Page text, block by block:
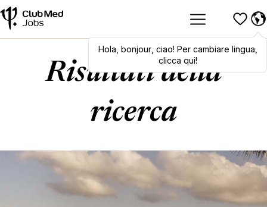
Hola,bonjour,ciao! To switch
languages, click here!
Hola bonjour, ciao! Per cambiare lingua,
clicca qui!
Risultati della
ricerca